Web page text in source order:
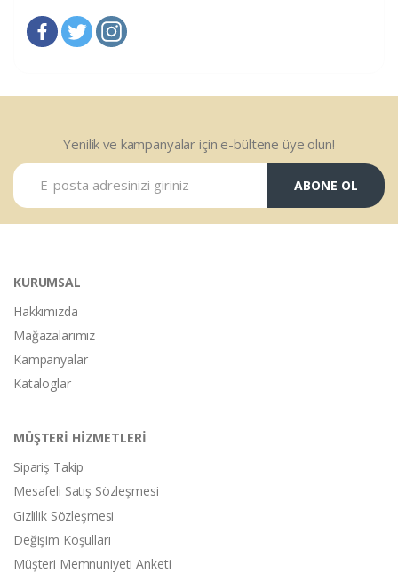
Yenilik ve kampanyalar için e-bültene üye olun!
ABONE OL
KURUMSAL
Hakkımızda
Mağazalarımız
Kampanyalar
Kataloglar
MÜŞTERİ HİZMETLERİ
Sipariş Takip
Mesafeli Satış Sözleşmesi
Gizlilik Sözleşmesi
Değişim Koşulları
Müşteri Memnuniyeti Anketi